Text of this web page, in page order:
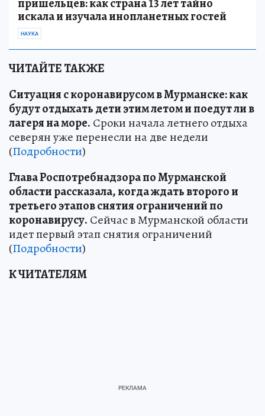
искала и изучала инопланетных гостей
НАУКА
ЧИТАЙТЕ ТАКЖЕ
Ситуация с коронавирусом в Мурманске: как
будут отдыхать дети этим летом и поедут ли в
лагеря на море. Сроки начала летнего отдыха
северян уже перенесли на две недели
(Подробности)
Глава Роспотребнадзора по Мурманской
области рассказала, когда ждать второго и
третьего этапов снятия ограничений по
коронавирусу. Сейчас в Мурманской области
идет первый этап снятия ограничений
(Подробности)
К ЧИТАТЕЛЯМ